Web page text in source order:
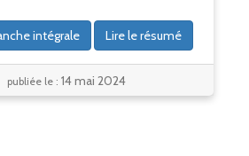
intégrale Lire le résumé
publiée le : 14 mai 2024